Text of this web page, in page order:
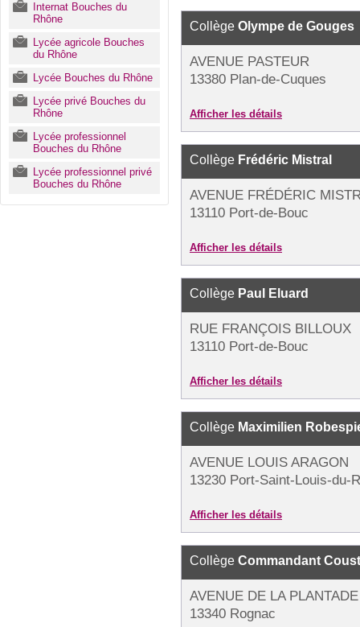
Internat Bouches du
Rhône
Lycée agricole Bouches
du Rhône
Lycée Bouches du Rhône
Lycée privé Bouches du
Rhône
Lycée professionnel
Bouches du Rhône
Lycée professionnel privé
Bouches du Rhône
Collège Olympe de Gouges
AVENUE PASTEUR
13380 Plan-de-Cuques
Afficher les détails
Collège Frédéric Mistral
AVENUE FRÉDÉRIC
13110 Port-de-Bouc
Afficher les détails
Collège Paul Eluard
RUE FRANÇOIS BILLOUX
13110 Port-de-Bouc
Afficher les détails
Collège Maximilien
AVENUE LOUIS ARAGON
13230 Port-Saint-Louis-du-
Afficher les détails
Collège Commandant
AVENUE DE LA PLANTADE
13340 Rognac